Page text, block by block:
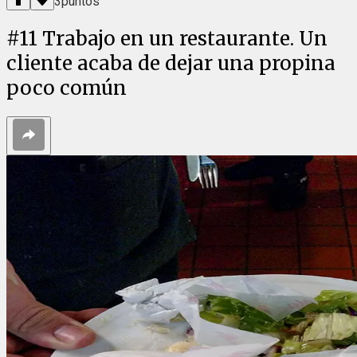
#11 Trabajo en un restaurante. Un
cliente acaba de dejar una propina
poco común